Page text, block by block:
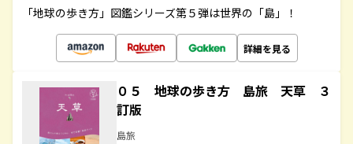
「地球の歩き方」図鑑シリーズ第５弾は世界の「島」！
詳細を見る
０５ 地球の歩き方 島旅 天草 ３
訂版
島旅